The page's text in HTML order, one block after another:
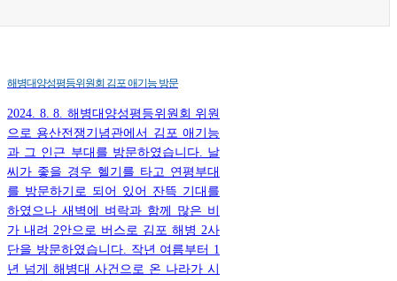
해병대양성평등위원회 김포 애기능 방문
2024. 8. 8. 해병대양성평등위원회 위원
으로 용산전쟁기념관에서 김포 애기능
과 그 인근 부대를 방문하였습니다. 날
씨가 좋을 경우 헬기를 타고 연평부대
를 방문하기로 되어 있어 잔뜩 기대를
하였으나 새벽에 벼락과 함께 많은 비
가 내려 2안으로 버스로 김포 해병 2사
단을 방문하였습니다. 작년 여름부터 1
년 넘게 해병대 사건으로 온 나라가 시